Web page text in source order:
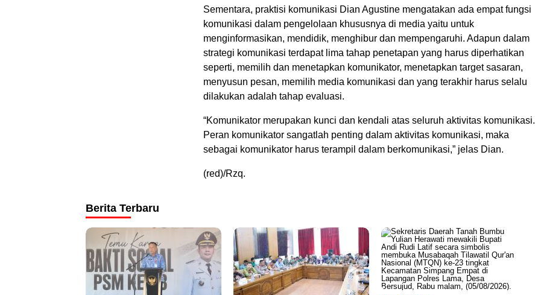
Sementara, praktisi komunikasi Dian Agustine mengatakan ada empat fungsi
komunikasi dalam pengelolaan khususnya di media yaitu untuk
menginformasikan, mendidik, menghibur dan mempengaruhi. Adapun dalam
strategi komunikasi terdapat lima tahap penetapan yang harus diperhatikan
seperti, memilih dan menetapkan komunikator, menetapkan target sasaran,
menyusun pesan, memilih media komunikasi dan yang terakhir harus selalu
dilakukan adalah tahap evaluasi.
“Komunikator merupakan kunci dan kendali atas seluruh aktivitas komunikasi.
Peran komunikator sangatlah penting dalam aktivitas komunikasi, maka
sebagai komunikator harus terampil dalam berkomunikasi,” jelas Dian.
(red)/Rzq.
Berita Terbaru